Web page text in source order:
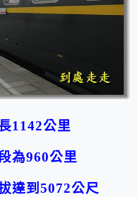
1142公里
為960公里
達到5072公尺